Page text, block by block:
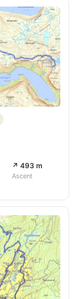
↗ 493 m
Ascent